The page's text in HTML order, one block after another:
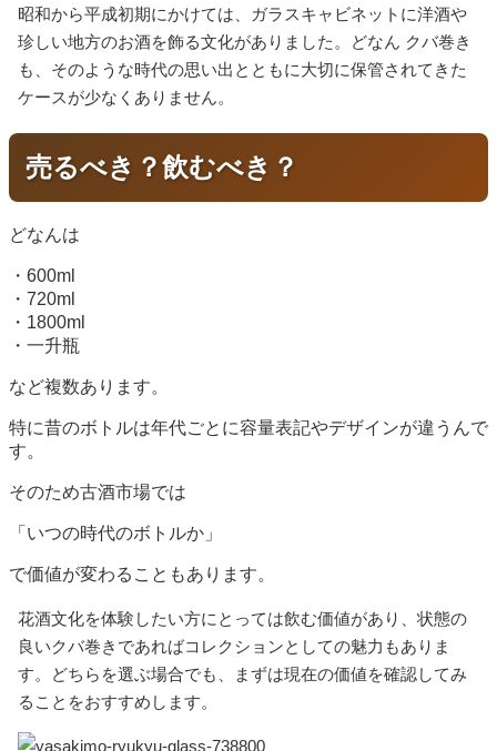
昭和から平成初期にかけては、ガラスキャビネットに洋酒や
珍しい地方のお酒を飾る文化がありました。どなん クバ巻き
も、そのような時代の思い出とともに大切に保管されてきた
ケースが少なくありません。
売るべき？飲むべき？
どなんは
・600ml
・720ml
・1800ml
・一升瓶
など複数あります。
特に昔のボトルは年代ごとに容量表記やデザインが違うんで
す。
そのため古酒市場では
「いつの時代のボトルか」
で価値が変わることもあります。
花酒文化を体験したい方にとっては飲む価値があり、状態の
良いクバ巻きであればコレクションとしての魅力もありま
す。どちらを選ぶ場合でも、まずは現在の価値を確認してみ
ることをおすすめします。